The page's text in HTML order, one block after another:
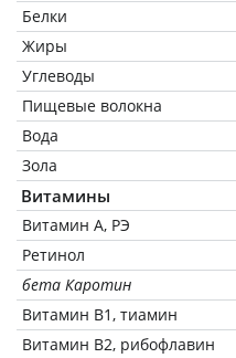
Белки
Жиры
Углеводы
Пищевые волокна
Вода
Зола
Витамины
Витамин А, РЭ
Ретинол
бета Каротин
Витамин В1, тиамин
Витамин В2, рибофлавин